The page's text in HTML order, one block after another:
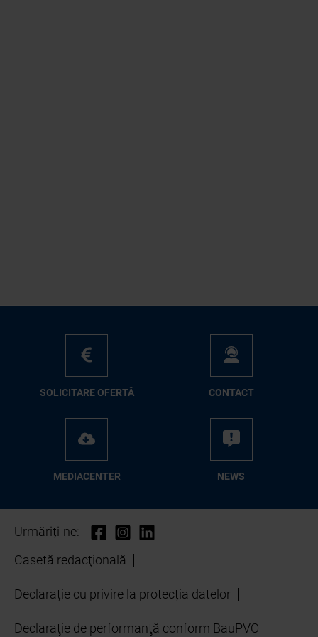
SO­LI­CI­TA­RE OFER­TĂ CON­TA­CT
ME­D­IA­CEN­TER NEWS
Urmăriți-ne:
Casetă redacţională
Declarație cu privire la protecția datelor
Declaraţie de performanţă conform BauPVO